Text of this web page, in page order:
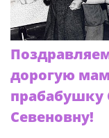
дорогую
прабабушку
Севеновну!